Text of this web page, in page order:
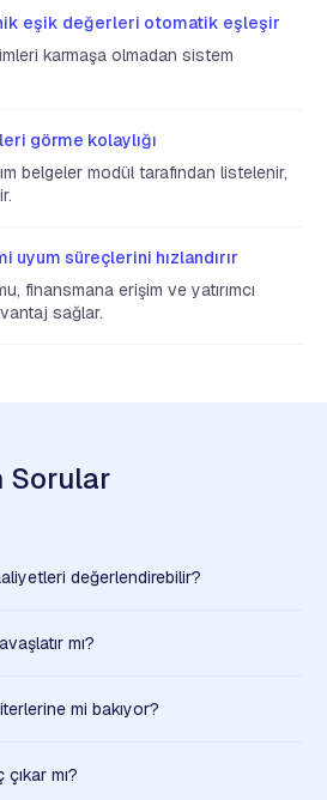
eşik değerleri otomatik eşleşir
karmaşa olmadan sistem
görme kolaylığı
belgeler modül tarafından listelenir,
uyum süreçlerini hızlandırır
finansmana erişim ve yatırımcı
sağlar.
Sorular
değerlendirebilir?
mı?
mi bakıyor?
mı?